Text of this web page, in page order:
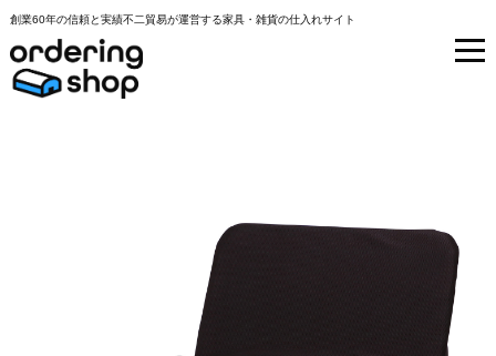
創業60年の信頼と実績不二貿易が運営する家具・雑貨の仕入れサイト